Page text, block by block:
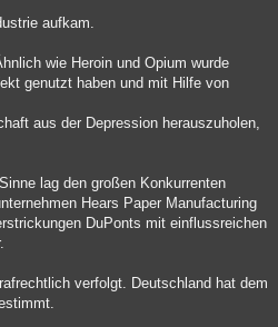
aufkam.
wie Heroin und Opium wurde
genutzt haben und mit Hilfe von
aus der Depression herauszuholen,
lag den großen Konkurrenten
Hears Paper Manufacturing
DuPonts mit einflussreichen
verfolgt. Deutschland hat dem